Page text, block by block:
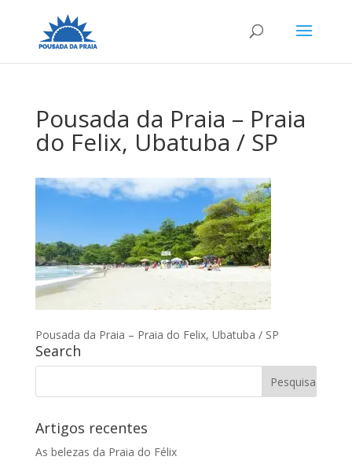
Pousada da Praia – Praia
do Felix, Ubatuba / SP
Pousada da Praia – Praia do Felix, Ubatuba / SP
Search
Artigos recentes
As belezas da Praia do Félix